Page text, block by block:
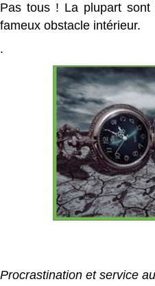
Pas tous ! La plupart
fameux obstacle intérieur.
.
Procrastination et service